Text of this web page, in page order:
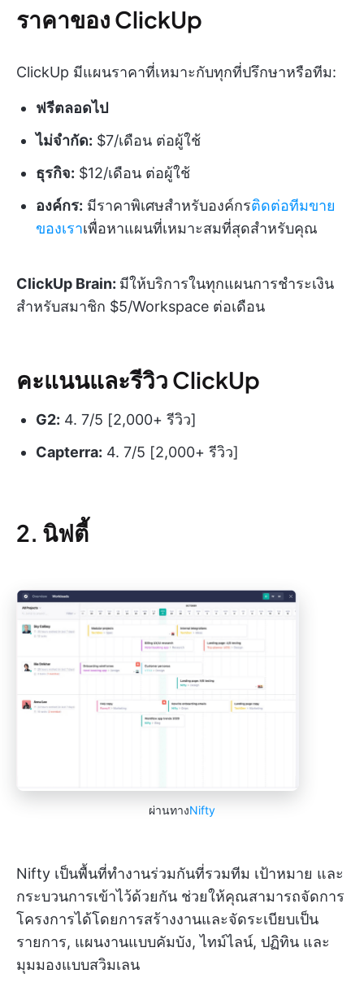
ราคาของ ClickUp
ClickUp มีแผนราคาที่เหมาะกับทุกที่ปรึกษาหรือทีม:
ฟรีตลอดไป
ไม่จำกัด: $7/เดือน ต่อผู้ใช้
ธุรกิจ: $12/เดือน ต่อผู้ใช้
องค์กร: มีราคาพิเศษสำหรับองค์กรติดต่อทีมขาย
ของเราเพื่อหาแผนที่เหมาะสมที่สุดสำหรับคุณ
ClickUp Brain: มีให้บริการในทุกแผนการชำระเงิน
สำหรับสมาชิก $5/Workspace ต่อเดือน
คะแนนและรีวิว ClickUp
G2: 4. 7/5 [2,000+ รีวิว]
Capterra: 4. 7/5 [2,000+ รีวิว]
2. นิฟตี้
ผ่านทางNifty
Nifty เป็นพื้นที่ทำงานร่วมกันที่รวมทีม เป้าหมาย และ
กระบวนการเข้าไว้ด้วยกัน ช่วยให้คุณสามารถจัดการ
โครงการได้โดยการสร้างงานและจัดระเบียบเป็น
รายการ, แผนงานแบบคัมบัง, ไทม์ไลน์, ปฏิทิน และ
มุมมองแบบสวิมเลน